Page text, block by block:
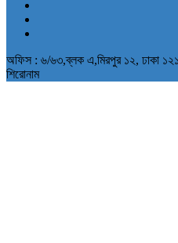
অফিস : ৬/৬৩,ব্লক এ,মিরপুর ১২, ঢাকা
শিরোনাম